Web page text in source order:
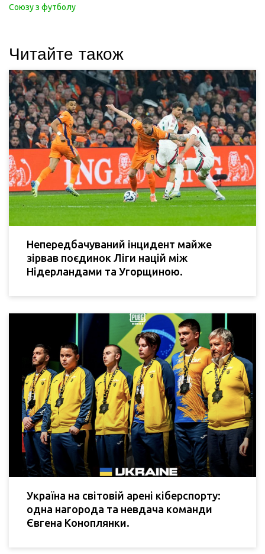
Союзу з футболу
Читайте також
Непередбачуваний інцидент майже
зірвав поєдинок Ліги націй між
Нідерландами та Угорщиною.
Україна на світовій арені кіберспорту:
одна нагорода та невдача команди
Євгена Коноплянки.